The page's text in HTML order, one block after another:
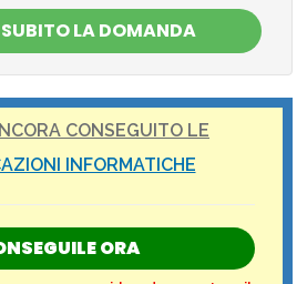
CONSEGUITO LE
INFORMATICHE
ORA